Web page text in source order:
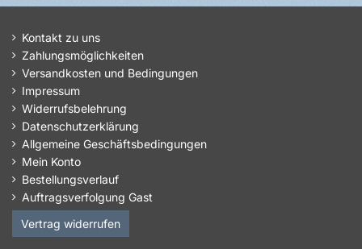
Kontakt zu uns
Zahlungsmöglichkeiten
Versandkosten und Bedingungen
Impressum
Widerrufsbelehrung
Datenschutzerklärung
Allgemeine Geschäftsbedingungen
Mein Konto
Bestellungsverlauf
Auftragsverfolgung Gast
Vertrag widerrufen